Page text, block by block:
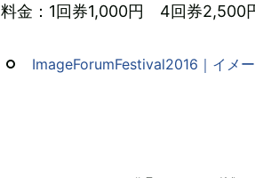
料金：1回券1,000円 4回券2,500
ImageForumFestival2016｜イメ